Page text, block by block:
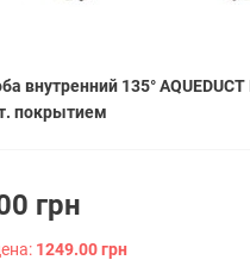
внутренний 135°
покрытием
грн
1249.00 грн